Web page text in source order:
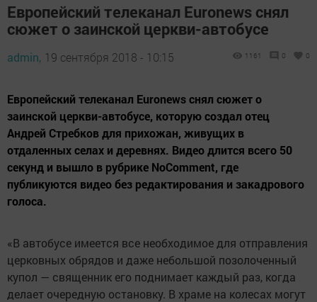
Европейский телеканал Euronews снял
сюжет о заинской церкви-автобусе
admin, 19 сентября 2018 - 10:15 1161 0 0
Европейский телеканал Euronews снял сюжет о
заинской церкви-автобусе, которую создал отец
Андрей Стребков для прихожан, живущих в
отдаленных селах и деревнях. Видео длится всего 50
секунд и вышло в рубрике NoComment, где
публикуются видео без редактирования и закадрового
голоса.
«В автобусе имеется все необходимое для отправления
церковных обрядов и даже небольшой позолоченный
купол — священник его поднимает каждый раз, когда
делает очередную остановку. В храме на колесах могут